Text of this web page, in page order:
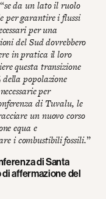
se da un lato il ruolo
per garantire i flussi
per una
del Sud dovrebbero
in pratica il loro
questa transizione
popolazione
per
di Tuvalu, le
un nuovo corso
equa e
i combustibili fossili.”
di Santa
di affermazione del